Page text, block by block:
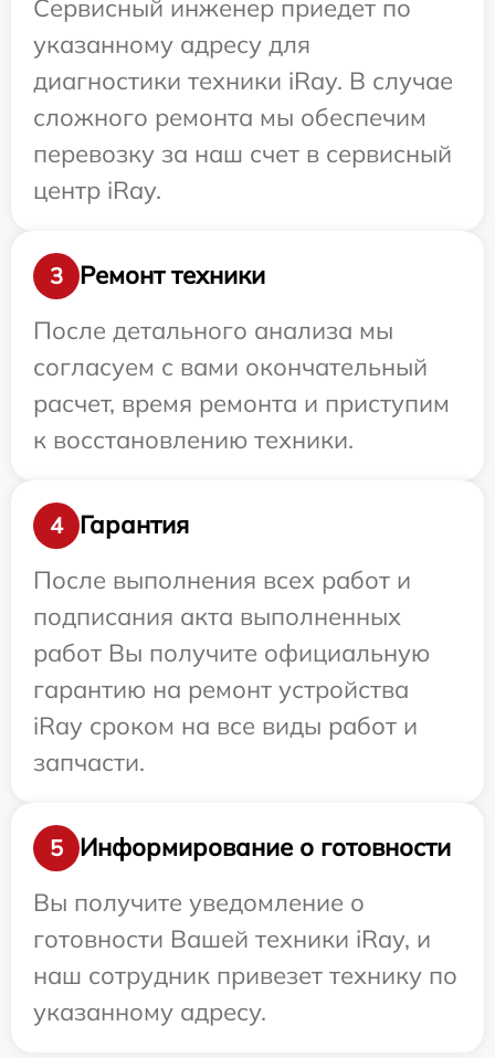
Сервисный инженер приедет по
указанному адресу для
диагностики техники iRay. В случае
сложного ремонта мы обеспечим
перевозку за наш счет в сервисный
центр iRay.
3
Ремонт техники
После детального анализа мы
согласуем с вами окончательный
расчет, время ремонта и приступим
к восстановлению техники.
4
Гарантия
После выполнения всех работ и
подписания акта выполненных
работ Вы получите официальную
гарантию на ремонт устройства
iRay сроком на все виды работ и
запчасти.
5
Информирование о готовности
Вы получите уведомление о
готовности Вашей техники iRay, и
наш сотрудник привезет технику по
указанному адресу.